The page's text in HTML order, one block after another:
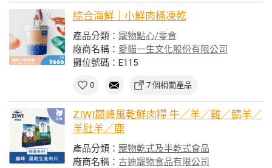
綜合海鮮｜小鮮肉桶凍乾
產品分類： 寵物點心/零食
廠商名稱： 愛貓一生文化股份有限公司
攤位號碼：E115
0 7 個相關產品
ZIWI巔峰風乾鮮肉糧 牛／羊／雞／鯖羊／
羊肚羊／鹿
產品分類： 寵物乾式及半乾式食品
廠商名稱： 古迪寵物食品有限公司